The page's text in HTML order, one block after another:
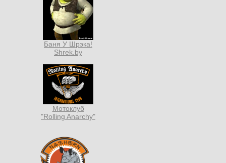
Баня У Шрэка!
Shrek.by
Мотоклуб
"Rolling Anarchy"